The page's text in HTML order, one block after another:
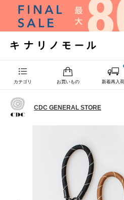
カテゴリ お買いもの 新着再入荷
CDC GENERAL STORE